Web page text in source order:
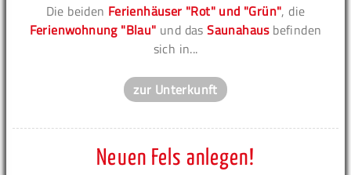
Die beiden Ferienhäuser "Rot" und "Grün", die
Ferienwohnung "Blau" und dasSaunahausbefinden
sich in...
zur Unterkunft
Neuen Fels anlegen!